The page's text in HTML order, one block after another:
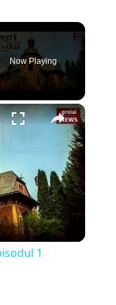
Now Playing
×
1